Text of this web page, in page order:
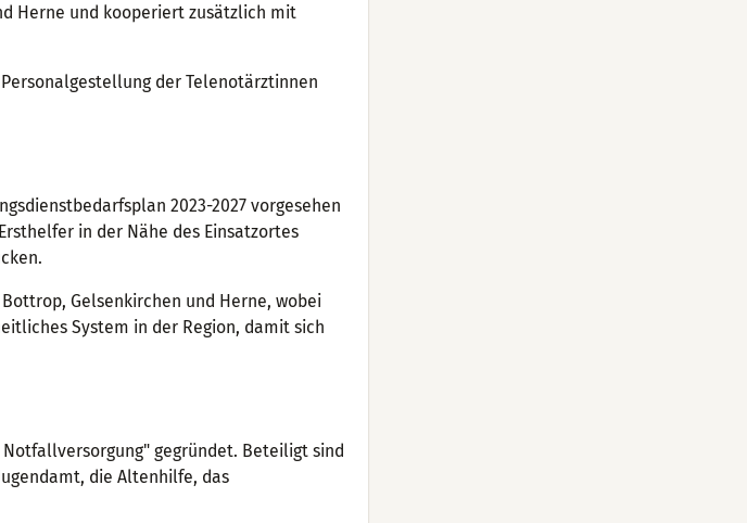
Herne und kooperiert zusätzlich mit
der Telenotärztinnen
2023-2027 vorgesehen
in der Nähe des Einsatzortes
Gelsenkirchen und Herne, wobei
System in der Region, damit sich
gegründet. Beteiligt sind
die Altenhilfe, das